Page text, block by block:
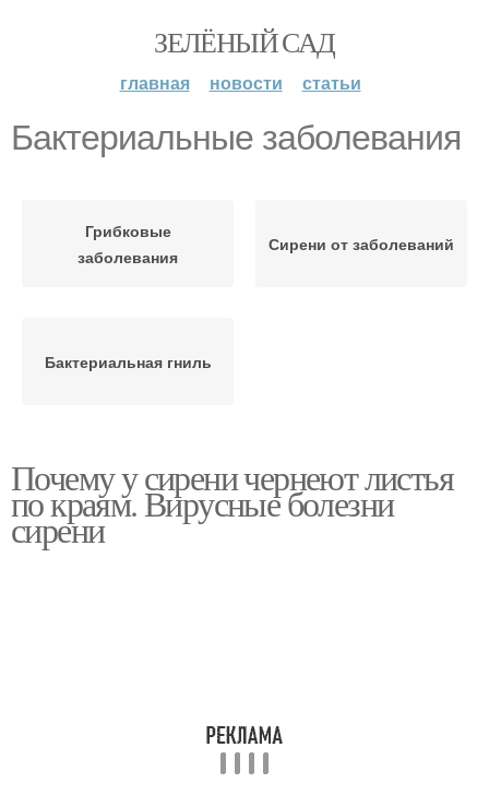
ЗЕЛЁНЫЙ САД
главная новости статьи
Бактериальные заболевания
Грибковые
заболевания
Сирени от заболеваний
Бактериальная гниль
Почему у сирени чернеют листья
по краям. Вирусные болезни
сирени